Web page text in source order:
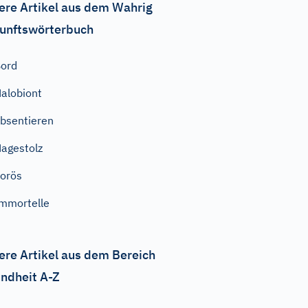
Artikel aus dem Wahrig
Artikel aus dem Bereich
A-Z